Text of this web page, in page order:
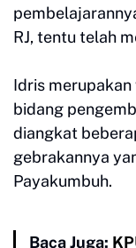
RJ, tentu telah
Idris merupakan
bidang
diangkat
gebrakannya
Payakumbuh.
Baca Juga: